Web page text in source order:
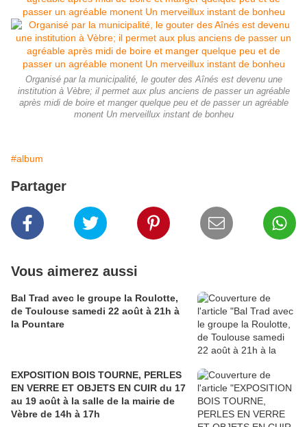
Organisé par la municipalité, le gouter des Aînés est devenu une
institution à Vèbre; il permet aux plus anciens de passer un agréable
après midi de boire et manger quelque peu et de passer un agréable
monent Un merveillux instant de bonheu
#album
Partager
Vous aimerez aussi
Bal Trad avec le groupe la Roulotte,
de Toulouse samedi 22 août à 21h à
la Pountare
EXPOSITION BOIS TOURNE, PERLES
EN VERRE ET OBJETS EN CUIR du 17
au 19 août à la salle de la mairie de
Vèbre de 14h à 17h